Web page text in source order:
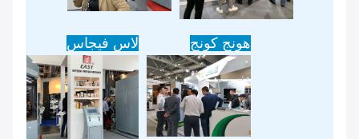
هونج كونج لاس فيجاس